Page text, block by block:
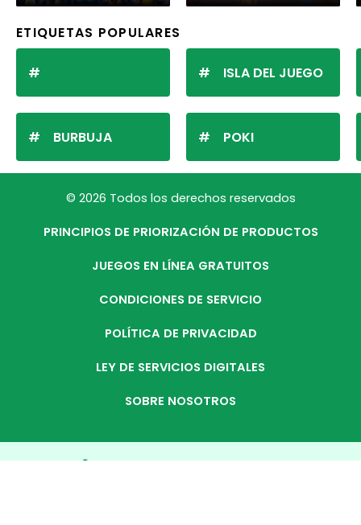
ETIQUETAS POPULARES
BURBUJA
ISLA DEL JUEGO
POKI
© 2026 Todos los derechos reservados
PRINCIPIOS DE PRIORIZACIÓN DE PRODUCTOS
JUEGOS EN LÍNEA GRATUITOS
CONDICIONES DE SERVICIO
POLÍTICA DE PRIVACIDAD
LEY DE SERVICIOS DIGITALES
SOBRE NOSOTROS